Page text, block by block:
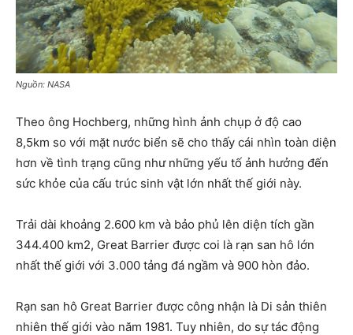
Nguồn: NASA
Theo ông Hochberg, những hình ảnh chụp ở độ cao
8,5km so với mặt nước biển sẽ cho thấy cái nhìn toàn diện
hơn về tình trạng cũng như những yếu tố ảnh hưởng đến
sức khỏe của cấu trúc sinh vật lớn nhất thế giới này.
Trải dài khoảng 2.600 km và bảo phủ lên diện tích gần
344.400 km2, Great Barrier được coi là rạn san hô lớn
nhất thế giới với 3.000 tảng đá ngầm và 900 hòn đảo.
Rạn san hô Great Barrier được công nhận là Di sản thiên
nhiên thế giới vào năm 1981. Tuy nhiên, do sự tác động